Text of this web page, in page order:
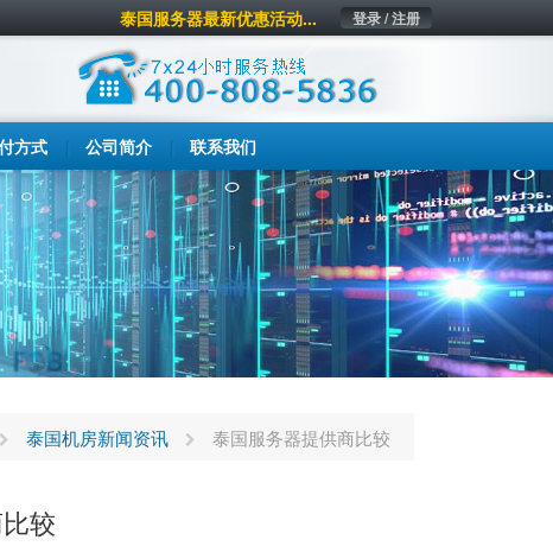
登录 / 注册
泰国服务器最新优惠活动...
方式 公司简介 联系我们
泰国机房新闻资讯 泰国服务器提供商比较
较